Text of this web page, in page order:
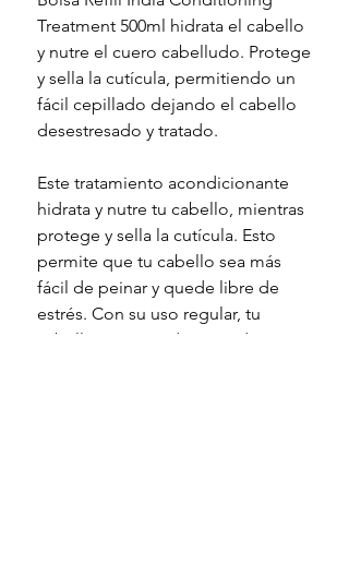
Treatment 500ml hidrata el cabello
y nutre el cuero cabelludo. Protege
y sella la cutícula, permitiendo un
fácil cepillado dejando el cabello
desestresado y tratado.
Este tratamiento acondicionante
hidrata y nutre tu cabello, mientras
protege y sella la cutícula. Esto
permite que tu cabello sea más
fácil de peinar y quede libre de
estrés. Con su uso regular, tu
cabello será tratado y quedará